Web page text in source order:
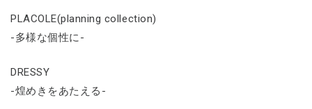
PLACOLE(planning collection)
-多様な個性に-
DRESSY
-煌めきをあたえる-